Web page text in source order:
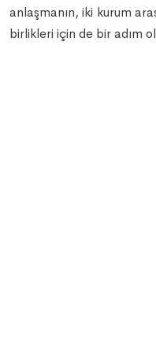
anlaşmanın, iki kurum
birlikleri için de bir adım